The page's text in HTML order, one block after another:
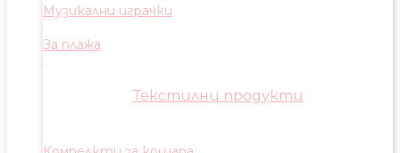
Музикални играчки
За плажа
Текстилни продукти